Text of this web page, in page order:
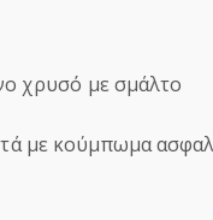
χρυσό με σμάλτο
με κούμπωμα